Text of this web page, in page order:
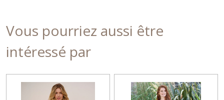
Vous pourriez aussi être
intéressé par